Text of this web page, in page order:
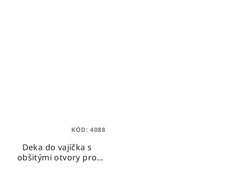
Deka do vajíčka s
obšitými otvory pro
KÓD: 4088